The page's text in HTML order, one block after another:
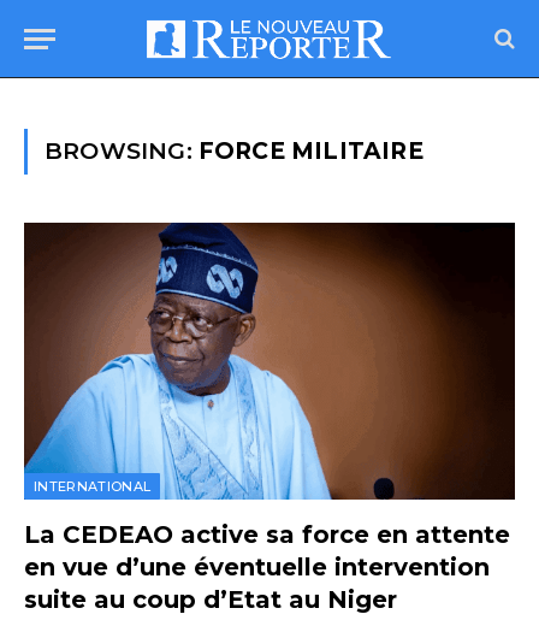
BROWSING: FORCE MILITAIRE
INTERNATIONAL
La CEDEAO active sa force en attente
en vue d’une éventuelle intervention
suite au coup d’Etat au Niger